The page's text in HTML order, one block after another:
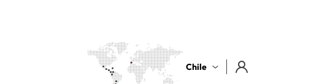
Chile